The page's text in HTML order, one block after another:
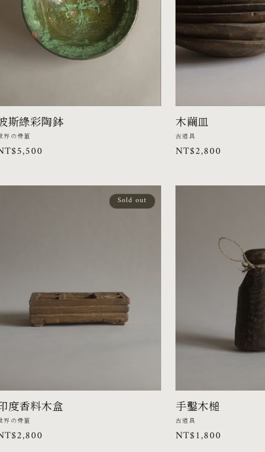
斯綠彩陶鉢
：
界の骨董
木繭皿
廠
商：
古道具
定
NT$2,800
Sold out
度香料木盒
：
界の骨董
手鑿木槌
廠
商：
古道具
定
NT$1,800